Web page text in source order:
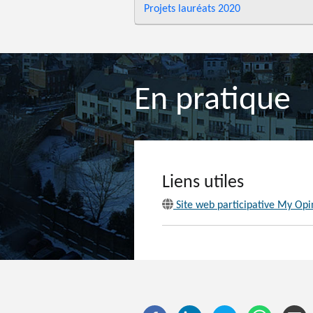
Projets lauréats 2020
En pratique
Liens utiles
Site web participative My